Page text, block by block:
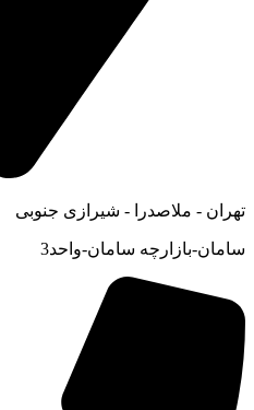
تهران - ملاصدرا - شیرازی جنوبی
سامان-بازارچه سامان-واحد3